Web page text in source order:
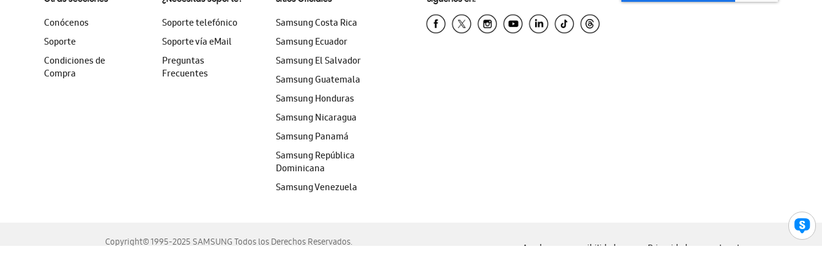
Conócenos
Soporte
Condiciones de
Compra
Soporte telefónico
Soporte vía eMail
Preguntas
Frecuentes
Samsung Costa Rica
Samsung Ecuador
Samsung El Salvador
Samsung Guatemala
Samsung Honduras
Samsung Nicaragua
Samsung Panamá
Samsung República
Dominicana
Samsung Venezuela
Copyright© 1995-2025 SAMSUNG Todos los Derechos Reservados.
Ayuda para accesibilidad Privacidad Legal